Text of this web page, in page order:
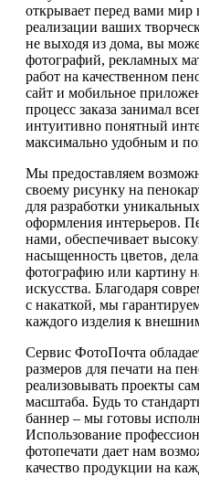
открывает перед вами
реализации ваших
не выходя из дома, вы
фотографий, рекламных
работ на качественном
сайт и мобильное
процесс заказа занимал
интуитивно понятный
максимально удобным и
Мы предоставляем
своему рисунку на
для разработки
оформления интерьеров.
нами, обеспечивает
насыщенность цветов,
фотографию или картину
искусства. Благодаря
с накаткой, мы
каждого изделия к
Сервис ФотоПочта
размеров для печати на
реализовывать проекты
масштаба. Будь то
баннер – мы готовы
Использование
фотопечати дает нам
качество продукции на